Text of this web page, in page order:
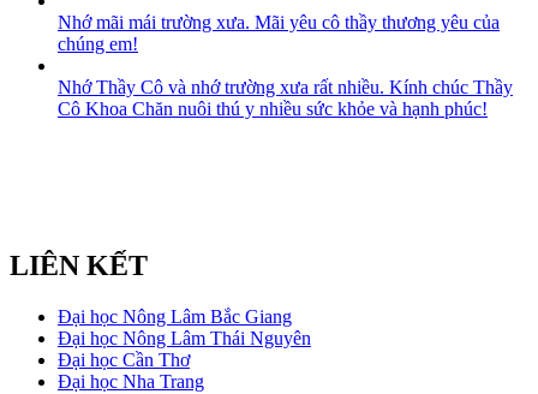
Nhớ mãi mái trường xưa. Mãi yêu cô thầy thương yêu của
chúng em!
Nhớ Thầy Cô và nhớ trường xưa rất nhiều. Kính chúc Thầy
Cô Khoa Chăn nuôi thú y nhiều sức khỏe và hạnh phúc!
LIÊN KẾT
Đại học Nông Lâm Bắc Giang
Đại học Nông Lâm Thái Nguyên
Đại học Cần Thơ
Đại học Nha Trang